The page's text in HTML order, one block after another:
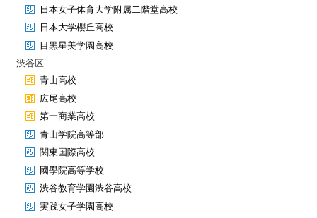
日本女子体育大学附属二階堂高校
日本大学櫻丘高校
目黒星美学園高校
渋谷区
青山高校
広尾高校
第一商業高校
青山学院高等部
関東国際高校
國學院高等学校
渋谷教育学園渋谷高校
実践女子学園高校